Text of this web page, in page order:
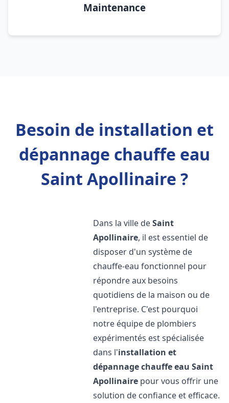
Maintenance
Besoin de installation et
dépannage chauffe eau
Saint Apollinaire ?
Dans la ville deSaint
Apollinaire, il est essentiel de
disposer d'un système de
chauffe-eau fonctionnel pour
répondre aux besoins
quotidiens de la maison ou de
l'entreprise. C'est pourquoi
notre équipe de plombiers
expérimentés est spécialisée
dans l'installation et
dépannage chauffe eau Saint
Apollinaire pour vous offrir une
solution de confiance et efficace.